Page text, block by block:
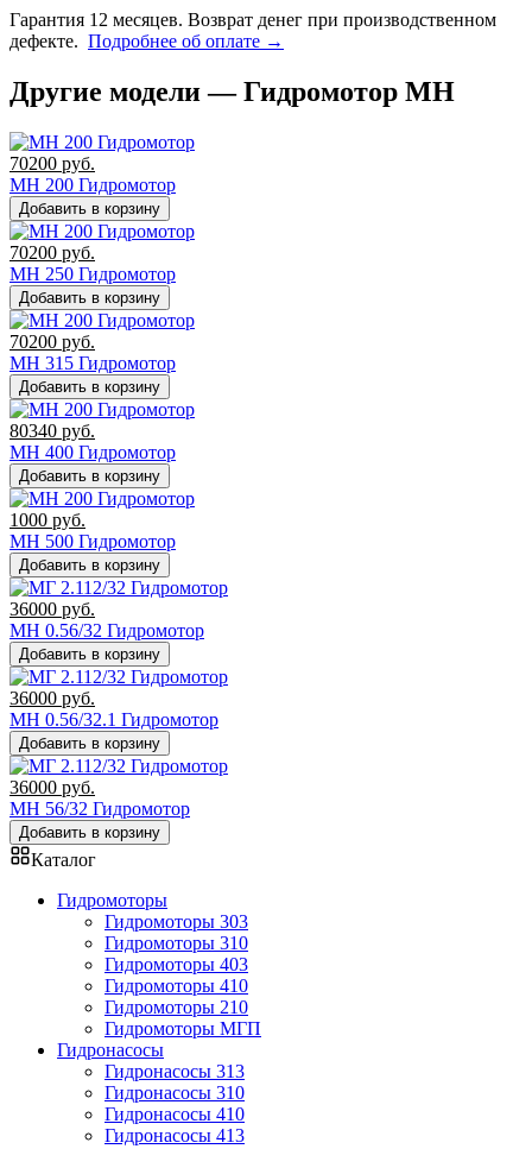
Гарантия 12 месяцев. Возврат денег при производственном
дефекте. Подробнее об оплате →
Другие модели — Гидромотор MH
70200 руб.
MH 200 Гидромотор
Добавить в корзину
70200 руб.
MH 250 Гидромотор
Добавить в корзину
70200 руб.
MH 315 Гидромотор
Добавить в корзину
80340 руб.
MH 400 Гидромотор
Добавить в корзину
1000 руб.
MH 500 Гидромотор
Добавить в корзину
36000 руб.
МН 0.56/32 Гидромотор
Добавить в корзину
36000 руб.
МН 0.56/32.1 Гидромотор
Добавить в корзину
36000 руб.
МН 56/32 Гидромотор
Добавить в корзину
Каталог
Гидромоторы
Гидромоторы 303
Гидромоторы 310
Гидромоторы 403
Гидромоторы 410
Гидромоторы 210
Гидромоторы МГП
Гидронасосы
Гидронасосы 313
Гидронасосы 310
Гидронасосы 410
Гидронасосы 413